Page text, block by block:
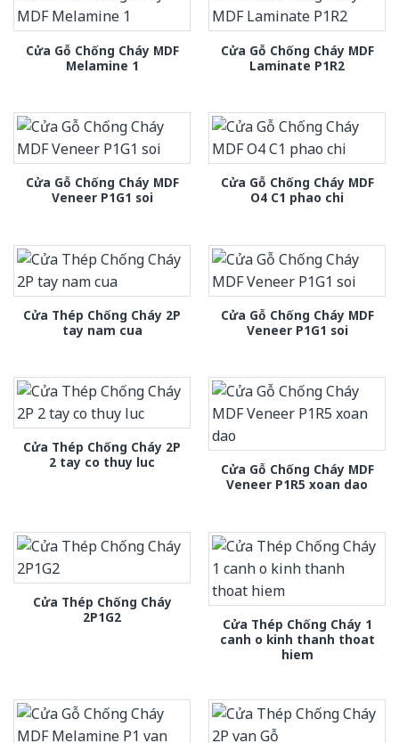
Cửa Gỗ Chống Cháy MDF
Melamine 1
Cửa Gỗ Chống Cháy MDF
Laminate P1R2
Cửa Gỗ Chống Cháy MDF
Veneer P1G1 soi
Cửa Gỗ Chống Cháy MDF
O4 C1 phao chi
Cửa Thép Chống Cháy 2P
tay nam cua
Cửa Gỗ Chống Cháy MDF
Veneer P1G1 soi
Cửa Thép Chống Cháy 2P
2 tay co thuy luc
Cửa Gỗ Chống Cháy MDF
Veneer P1R5 xoan dao
Cửa Thép Chống Cháy
2P1G2
Cửa Thép Chống Cháy 1
canh o kinh thanh thoat
hiem